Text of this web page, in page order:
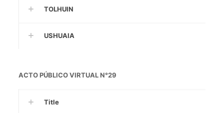
TOLHUIN
USHUAIA
ACTO PÚBLICO VIRTUAL N°29
Title